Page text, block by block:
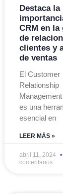
Destaca la
CRM en la
de
clientes y
de ventas
El Customer
Relationship
es una
esencial en
LEER MÁS »
abril 11, 2024
comentarios